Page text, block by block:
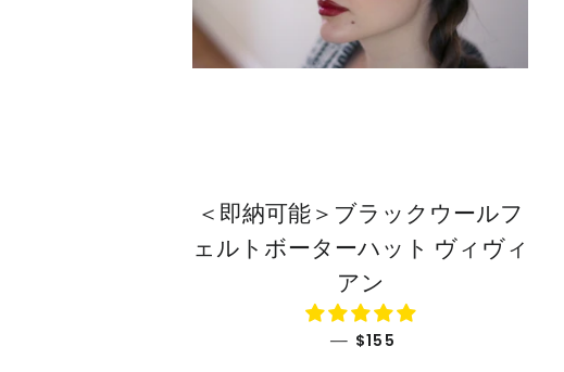
＜即納可能＞ブラックウールフ
ェルトボーターハット ヴィヴィ
アン
— 通常価格
$155